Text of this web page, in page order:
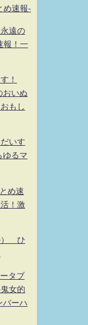
め速報-
遠の
報！一
！
おいぬ
もし
いす
ゆるマ
め速
！激
） ひ
タブ
女的
バーハ